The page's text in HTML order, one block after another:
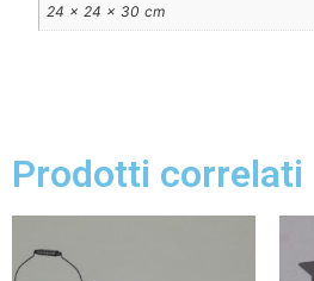
24 × 24 × 30 cm
Prodotti correlati